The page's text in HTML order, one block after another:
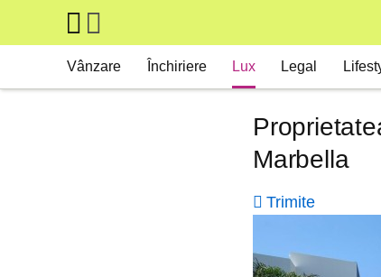
Skip to main content
Main navigation
Vânzare Închiriere Lux Legal
Marbella
Trimite